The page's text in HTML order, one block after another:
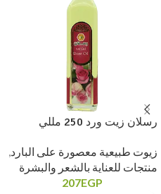
رسلان زيت ورد 250 مللي
زيوت طبيعية معصورة على البارد
منتجات للعناية بالشعر والبشرة
207EGP